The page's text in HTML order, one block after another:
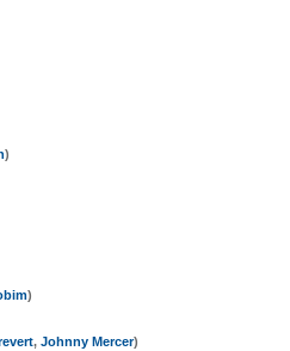
)
)
, Johnny Mercer)